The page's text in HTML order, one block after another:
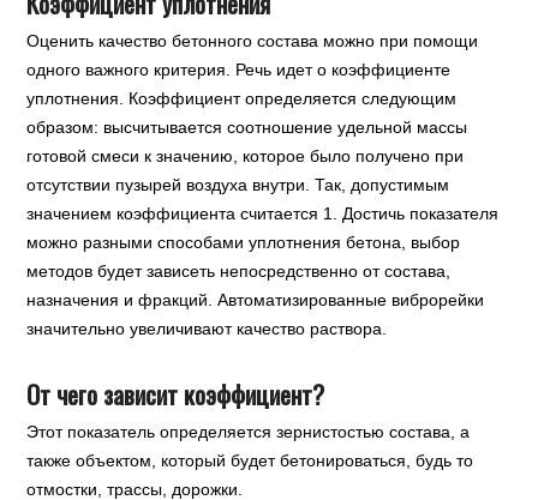
Оценить качество бетонного состава можно при помощи
одного важного критерия. Речь идет о коэффициенте
уплотнения. Коэффициент определяется следующим
образом: высчитывается соотношение удельной массы
готовой смеси к значению, которое было получено при
отсутствии пузырей воздуха внутри. Так, допустимым
значением коэффициента считается 1. Достичь показателя
можно разными способами уплотнения бетона, выбор
методов будет зависеть непосредственно от состава,
назначения и фракций. Автоматизированные виброрейки
значительно увеличивают качество раствора.
От чего зависит коэффициент?
Этот показатель определяется зернистостью состава, а
также объектом, который будет бетонироваться, будь то
отмостки, трассы, дорожки.